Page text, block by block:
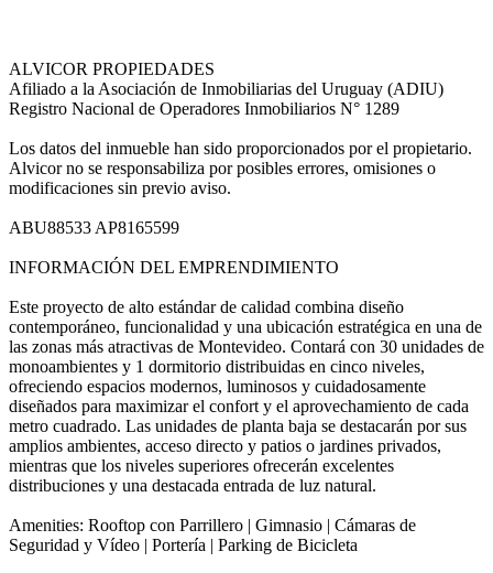
ALVICOR PROPIEDADES
Afiliado a la Asociación de Inmobiliarias del Uruguay (ADIU)
Registro Nacional de Operadores Inmobiliarios N° 1289
Los datos del inmueble han sido proporcionados por el propietario.
Alvicor no se responsabiliza por posibles errores, omisiones o
modificaciones sin previo aviso.
ABU88533 AP8165599
INFORMACIÓN DEL EMPRENDIMIENTO
Este proyecto de alto estándar de calidad combina diseño
contemporáneo, funcionalidad y una ubicación estratégica en una de
las zonas más atractivas de Montevideo. Contará con 30 unidades de
monoambientes y 1 dormitorio distribuidas en cinco niveles,
ofreciendo espacios modernos, luminosos y cuidadosamente
diseñados para maximizar el confort y el aprovechamiento de cada
metro cuadrado. Las unidades de planta baja se destacarán por sus
amplios ambientes, acceso directo y patios o jardines privados,
mientras que los niveles superiores ofrecerán excelentes
distribuciones y una destacada entrada de luz natural.
Amenities: Rooftop con Parrillero | Gimnasio | Cámaras de
Seguridad y Vídeo | Portería | Parking de Bicicleta